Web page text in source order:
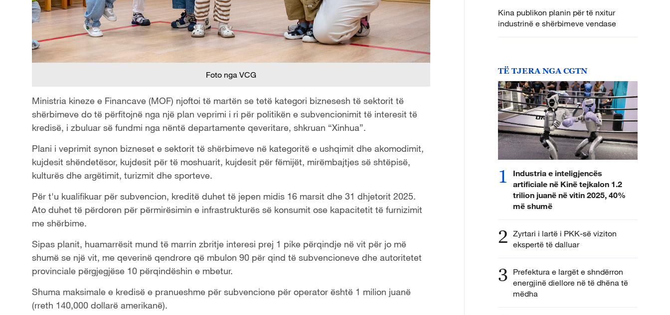
Foto nga VCG
Ministria kineze e Financave (MOF) njoftoi të martën se tetë kategori biznesesh të sektorit të
shërbimeve do të përfitojnë nga një plan veprimi i ri për politikën e subvencionimit të interesit të
kredisë, i zbuluar së fundmi nga nëntë departamente qeveritare, shkruan “Xinhua”.
Plani i veprimit synon bizneset e sektorit të shërbimeve në kategoritë e ushqimit dhe akomodimit,
kujdesit shëndetësor, kujdesit për të moshuarit, kujdesit për fëmijët, mirëmbajtjes së shtëpisë,
kulturës dhe argëtimit, turizmit dhe sporteve.
Për t'u kualifikuar për subvencion, kreditë duhet të jepen midis 16 marsit dhe 31 dhjetorit 2025.
Ato duhet të përdoren për përmirësimin e infrastrukturës së konsumit ose kapacitetit të furnizimit
me shërbime.
Sipas planit, huamarrësit mund të marrin zbritje interesi prej 1 pike përqindje në vit për jo më
shumë se një vit, me qeverinë qendrore që mbulon 90 për qind të subvencioneve dhe autoritetet
provinciale përgjegjëse 10 përqindëshin e mbetur.
Shuma maksimale e kredisë e pranueshme për subvencione për operator është 1 milion juanë
(rreth 140,000 dollarë amerikanë).
Kina publikon planin për të nxitur
industrinë e shërbimeve vendase
TË TJERA NGA CGTN
1
Industria e inteligjencës
artificiale në Kinë tejkalon 1.2
trilion juanë në vitin 2025, 40%
më shumë
2 Zyrtari i lartë i PKK-së viziton
ekspertë të dalluar
3 Prefektura e largët e shndërron
energjinë diellore në të dhëna të
mëdha